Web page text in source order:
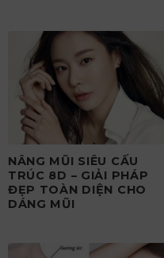
NÂNG MŨI SIÊU CẤU
TRÚC 8D – GIẢI PHÁP
ĐẸP TOÀN DIỆN CHO
DÁNG MŨI